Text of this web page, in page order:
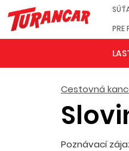
PRE
Cestovná
Poznávací